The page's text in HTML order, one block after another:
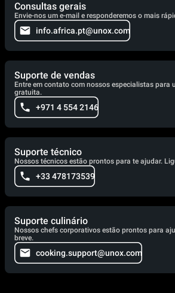
Consultas gerais
Envie-nos um e-mail e responderemos o mais
info.africa.pt@unox.com
Suporte de vendas
Entre em contato com nossos especialistas para
gratuita.
+971 4 554 2146
Suporte técnico
Nossos técnicos estão prontos para te ajudar.
+33 478173539
Suporte culinário
Nossos chefs corporativos estão prontos para
breve.
cooking.support@unox.com